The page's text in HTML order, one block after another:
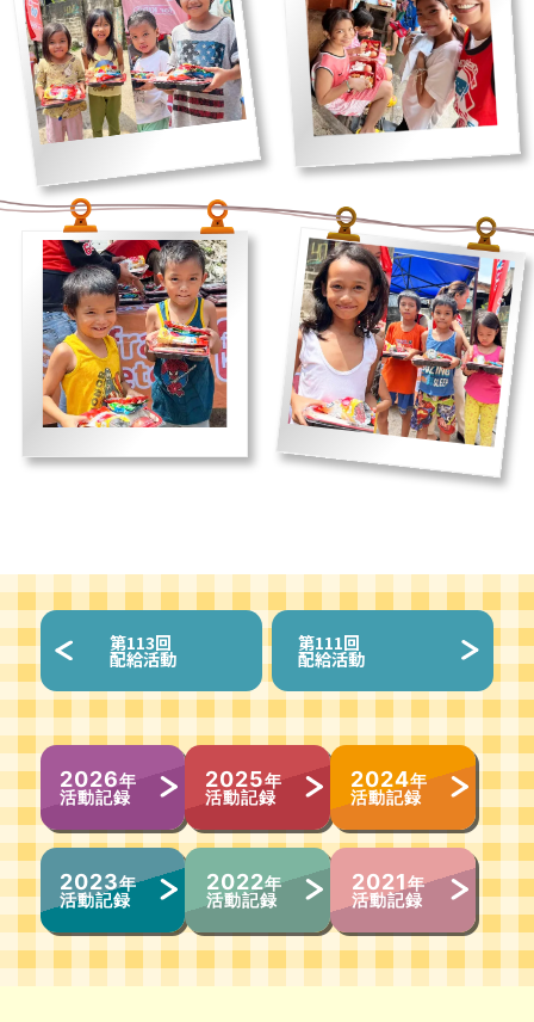
第113回
配給活動
第111回
配給活動
2026年
活動記録
2025年
活動記録
2024年
活動記録
2023年
活動記録
2022年
活動記録
2021年
活動記録